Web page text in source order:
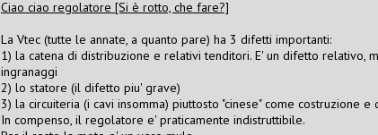
Ciao ciao regolatore [Si è rotto, che fare?]
La Vtec (tutte le annate, a quanto pare) ha 3 difetti importanti:
1) la catena di distribuzione e relativi tenditori. E' un difetto relativo,
ingranaggi
2) lo statore (il difetto piu' grave)
3) la circuiteria (i cavi insomma) piuttosto "cinese" come costruzione e
In compenso, il regolatore e' praticamente indistruttibile.